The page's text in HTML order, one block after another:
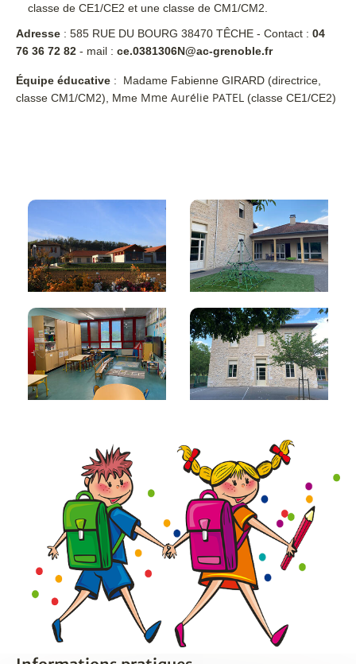
classe de CE1/CE2 et une classe de CM1/CM2.
Adresse : 585 RUE DU BOURG 38470 TÊCHE - Contact : 04
76 36 72 82 - mail : ce.0381306N@ac-grenoble.fr
Équipe éducative : Madame Fabienne GIRARD (directrice,
classe CM1/CM2), Mme Mme Aurélie PATEL (classe CE1/CE2)